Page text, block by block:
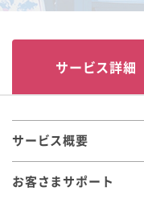
サービス詳細
サービス概要
お客さまサポート